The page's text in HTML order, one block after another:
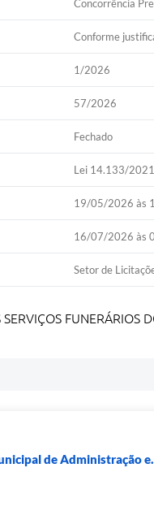
Concorrência
Conforme
1/2026
57/2026
Fechado
Lei 14.133/
19/05/2026 às
16/07/2026 às
Setor de
FUNERÁRIOS
de Administração